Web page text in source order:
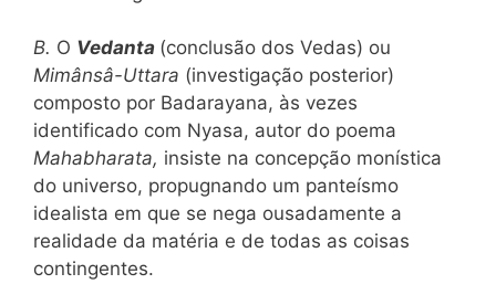
B. O Vedanta (conclusão dos Vedas) ou
Mimânsâ-Uttara (investigação posterior)
composto por Badarayana, às vezes
identificado com Nyasa, autor do poema
Mahabharata, insiste na concepção monística
do universo, propugnando um panteísmo
idealista em que se nega ousadamente a
realidade da matéria e de todas as coisas
contingentes.